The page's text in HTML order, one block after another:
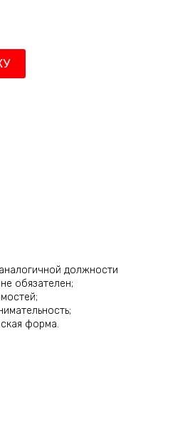
должности
обязателен;
форма.